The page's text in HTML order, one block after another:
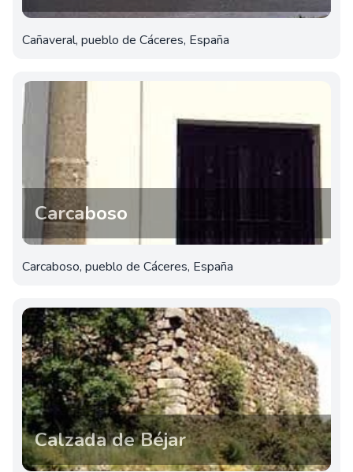
Cañaveral, pueblo de Cáceres, España
Carcaboso
Carcaboso, pueblo de Cáceres, España
Calzada de Béjar